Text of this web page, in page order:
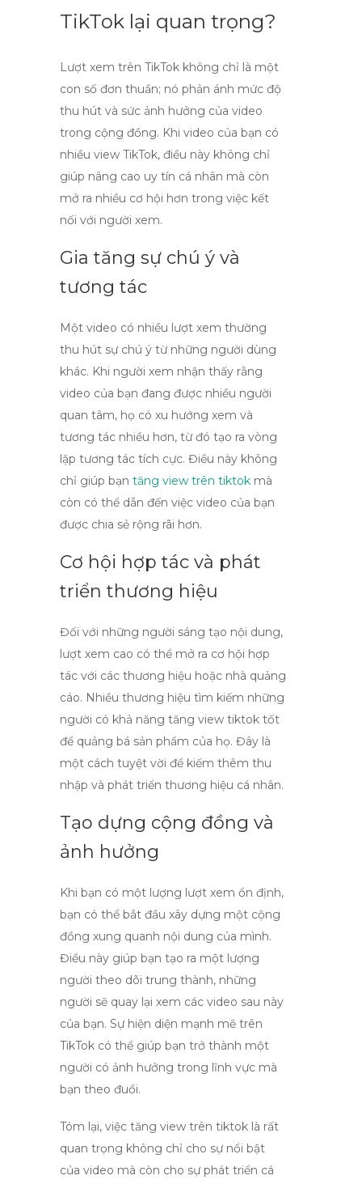
TikTok lại quan trọng?
Lượt xem trên TikTok không chỉ là một
con số đơn thuần; nó phản ánh mức độ
thu hút và sức ảnh hưởng của video
trong cộng đồng. Khi video của bạn có
nhiều view TikTok, điều này không chỉ
giúp nâng cao uy tín cá nhân mà còn
mở ra nhiều cơ hội hơn trong việc kết
nối với người xem.
Gia tăng sự chú ý và
tương tác
Một video có nhiều lượt xem thường
thu hút sự chú ý từ những người dùng
khác. Khi người xem nhận thấy rằng
video của bạn đang được nhiều người
quan tâm, họ có xu hướng xem và
tương tác nhiều hơn, từ đó tạo ra vòng
lặp tương tác tích cực. Điều này không
chỉ giúp bạn tăng view trên tiktok mà
còn có thể dẫn đến việc video của bạn
được chia sẻ rộng rãi hơn.
Cơ hội hợp tác và phát
triển thương hiệu
Đối với những người sáng tạo nội dung,
lượt xem cao có thể mở ra cơ hội hợp
tác với các thương hiệu hoặc nhà quảng
cáo. Nhiều thương hiệu tìm kiếm những
người có khả năng tăng view tiktok tốt
để quảng bá sản phẩm của họ. Đây là
một cách tuyệt vời để kiếm thêm thu
nhập và phát triển thương hiệu cá nhân.
Tạo dựng cộng đồng và
ảnh hưởng
Khi bạn có một lượng lượt xem ổn định,
bạn có thể bắt đầu xây dựng một cộng
đồng xung quanh nội dung của mình.
Điều này giúp bạn tạo ra một lượng
người theo dõi trung thành, những
người sẽ quay lại xem các video sau này
của bạn. Sự hiện diện mạnh mẽ trên
TikTok có thể giúp bạn trở thành một
người có ảnh hưởng trong lĩnh vực mà
bạn theo đuổi.
Tóm lại, việc tăng view trên tiktok là rất
quan trọng không chỉ cho sự nổi bật
của video mà còn cho sự phát triển cá